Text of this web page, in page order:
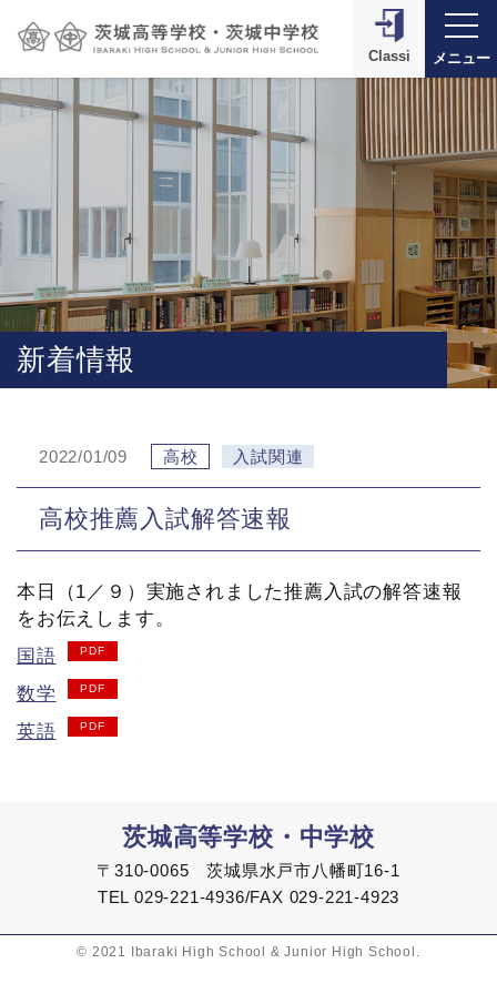
Classi メニュー
新着情報
2022/01/09 高校 入試関連
高校推薦入試解答速報
本日（1／９）実施されました推薦入試の解答速報
をお伝えします。
国語
数学
英語
茨城高等学校・中学校
〒310-0065 茨城県水戸市八幡町16-1
TEL 029-221-4936/FAX 029-221-4923
© 2021 Ibaraki High School & Junior High School.